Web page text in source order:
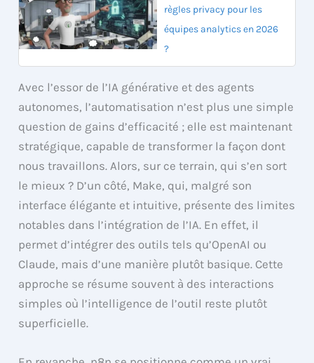
règles privacy pour les
équipes analytics en 2026
?
Avec l’essor de l’IA générative et des agents
autonomes, l’automatisation n’est plus une simple
question de gains d’efficacité ; elle est maintenant
stratégique, capable de transformer la façon dont
nous travaillons. Alors, sur ce terrain, qui s’en sort
le mieux ? D’un côté, Make, qui, malgré son
interface élégante et intuitive, présente des limites
notables dans l’intégration de l’IA. En effet, il
permet d’intégrer des outils tels qu’OpenAI ou
Claude, mais d’une manière plutôt basique. Cette
approche se résume souvent à des interactions
simples où l’intelligence de l’outil reste plutôt
superficielle.